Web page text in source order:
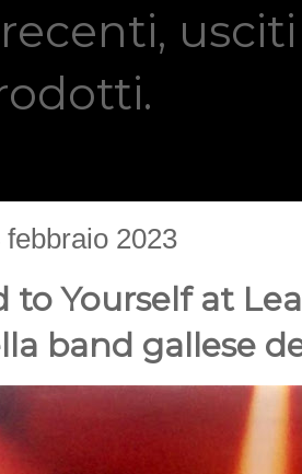
2023
to Yourself at
band gallese